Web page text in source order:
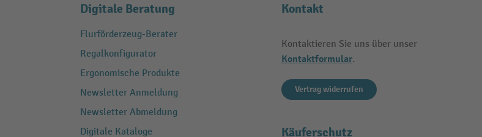
Digitale Beratung
Flurförderzeug-Berater
Regalkonfigurator
Ergonomische Produkte
Newsletter Anmeldung
Newsletter Abmeldung
Digitale Kataloge
Kontakt
Kontaktieren Sie uns über unser
Kontaktformular.
Vertrag widerrufen
Käuferschutz